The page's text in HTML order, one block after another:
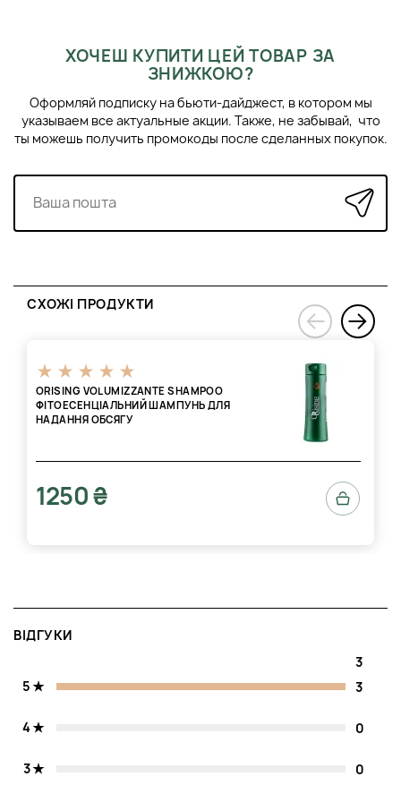
моделює, у поєднанні з іншими продуктами для укладання
волосся від Orising.
Інструкція з догляду:
Зберігайте флюїд у прохолодному
місці, захищеному від прямого сонячного проміння. Перед
використанням струсіть флакон.
ХОЧЕШ КУПИТИ ЦЕЙ ТОВАР ЗА
ЗНИЖКОЮ?
Оформляй подписку на бьюти-дайджест, в котором мы
указываем все актуальные акции. Также, не забывай, что
ты можешь получить промокоды после сделанных покупок.
СХОЖІ ПРОДУКТИ
ORISING VOLUMIZZANTE SHAMPOO
ФІТОЕСЕНЦІАЛЬНИЙ ШАМПУНЬ ДЛЯ
НАДАННЯ ОБСЯГУ
1250 ₴
‹
›
ВІДГУКИ
3
5
3
4 0
3 0